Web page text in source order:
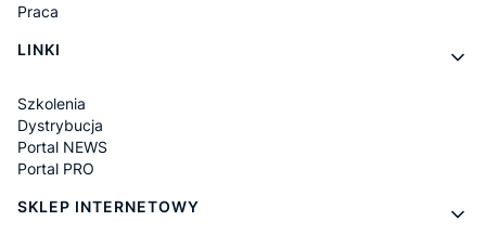
Praca
LINKI
Szkolenia
Dystrybucja
Portal NEWS
Portal PRO
SKLEP INTERNETOWY